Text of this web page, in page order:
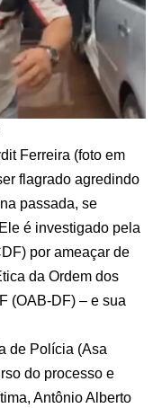
Ferreira (foto em
flagrado agredindo
passada, se
é investigado pela
por ameaçar de
da Ordem dos
(OAB-DF) – e sua
de Polícia (Asa
do processo e
Antônio Alberto